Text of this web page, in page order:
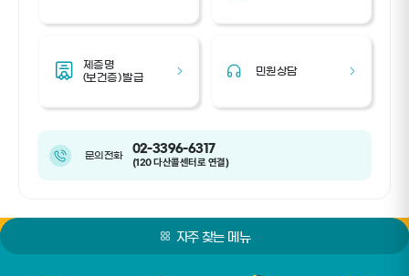
제증명
(보건증) 발급
민원상담
문의전화
02-3396-6317
(120 다산콜센터로 연결)
자주 찾는 메뉴